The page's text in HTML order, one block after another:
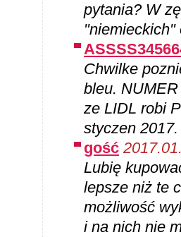
pytania? W
"niemieckich"
Chwilke
bleu.
ze LIDL robi
styczen
gość
Lubię
lepsze niż te
możliwość
i na nich nie